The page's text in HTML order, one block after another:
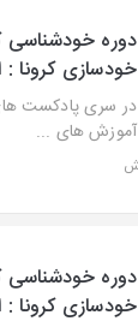
دوره خودشناسی
خودسازی کرونا
در سری پادکست
آموزش های ...
دوره خودشناسی
خودسازی کرونا